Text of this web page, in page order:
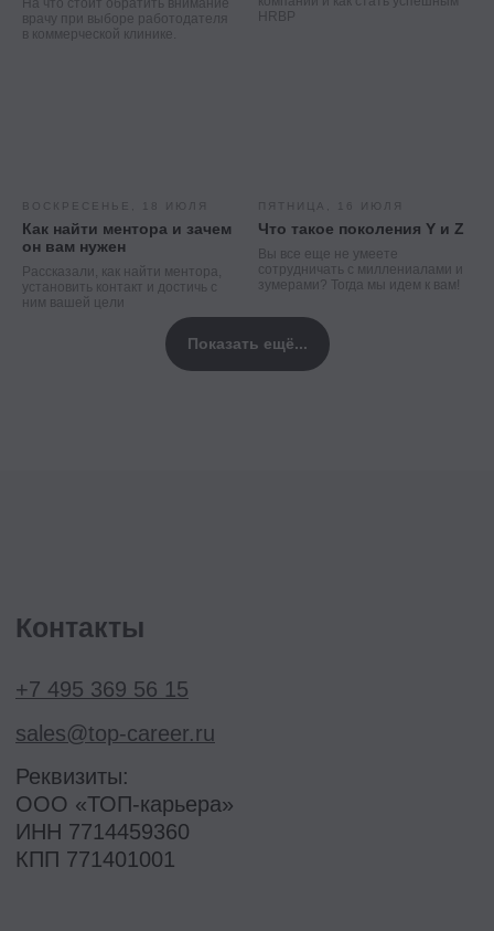
врачу при выборе работодателя
в коммерческой клинике.
HRBP
ВОСКРЕСЕНЬЕ, 18 ИЮЛЯ
Как найти ментора и зачем
он вам нужен
Рассказали, как найти ментора,
установить контакт и достичь с
ним вашей цели
ПЯТНИЦА, 16 ИЮЛЯ
Что такое поколения Y и Z
Вы все еще не умеете
сотрудничать с миллениалами и
зумерами? Тогда мы идем к вам!
Показать ещё...